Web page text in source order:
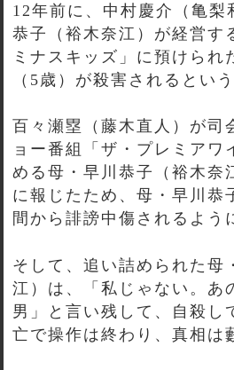
12年前に、中村慶介（亀梨
恭子（裕木奈江）が経営す
ミナスキッズ」に預けられ
（5歳）が殺害されるとい
百々瀬塁（藤木直人）が司
ョー番組「ザ・プレミアワ
める母・早川恭子（裕木奈
に報じたため、母・早川恭
間から誹謗中傷されるよう
そして、追い詰められた母
江）は、「私じゃない。あ
男」と言い残して、自殺し
亡で操作は終わり、真相は